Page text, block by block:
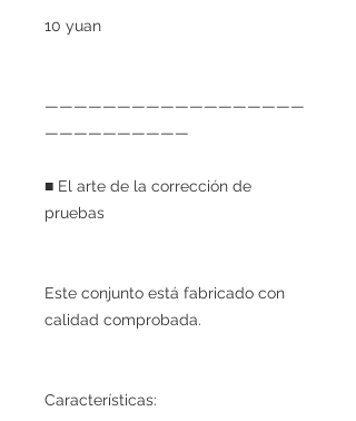
10 yuan
——————————————————
——————————
■ El arte de la corrección de
pruebas
Este conjunto está fabricado con
calidad comprobada.
Características: